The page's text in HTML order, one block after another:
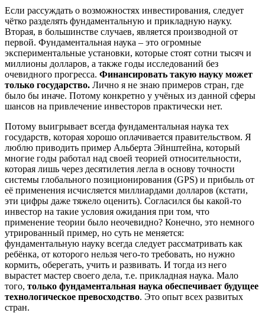
Если рассуждать о возможностях инвестирования, следует
чётко разделять фундаментальную и прикладную науку.
Вторая, в большинстве случаев, является производной от
первой. Фундаментальная наука – это огромные
экспериментальные установки, которые стоят сотни тысяч и
миллионы долларов, а также годы исследований без
очевидного прогресса. Финансировать такую науку может
только государство. Лично я не знаю примеров стран, где
было бы иначе. Потому конкретно у учёных из данной сферы
шансов на привлечение инвесторов практически нет.
Потому выигрывает всегда фундаментальная наука тех
государств, которая хорошо оплачивается правительством. Я
люблю приводить пример Альберта Эйнштейна, который
многие годы работал над своей теорией относительности,
которая лишь через десятилетия легла в основу точности
системы глобального позиционирования (GPS) и прибыль от
её применения исчисляется миллиардами долларов (кстати,
эти цифры даже тяжело оценить). Согласился бы какой-то
инвестор на такие условия ожидания при том, что
применение теории было неочевидно? Конечно, это немного
утрированный пример, но суть не меняется:
фундаментальную науку всегда следует рассматривать как
ребёнка, от которого нельзя чего-то требовать, но нужно
кормить, оберегать, учить и развивать. И тогда из него
вырастет мастер своего дела, т.е. прикладная наука. Мало
того, только фундаментальная наука обеспечивает будущее
технологическое превосходство. Это опыт всех развитых
стран.